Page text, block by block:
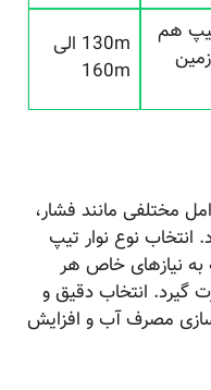
تیپ هم
130m الی
160m
مختلفی مانند فشار،
نوع نوار تیپ
به نیازهای خاص هر
گیرد. انتخاب دقیق و
مصرف آب و افزایش